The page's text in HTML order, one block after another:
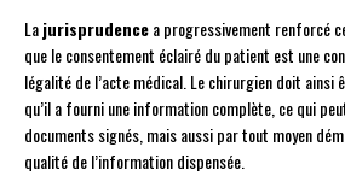
Lajurisprudencea progressivement renforcé
que le consentement éclairé du patient est une
légalité de l’acte médical. Le chirurgien doit ainsi
qu’il a fourni une information complète, ce qui
documents signés, mais aussi par tout moyen
qualité de l’information dispensée.